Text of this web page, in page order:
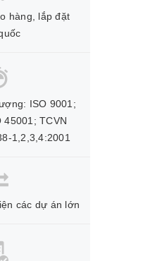
hàng, lắp đặt
ISO 9001;
45001; TCVN
1,2,3,4:2001
các dự án lớn